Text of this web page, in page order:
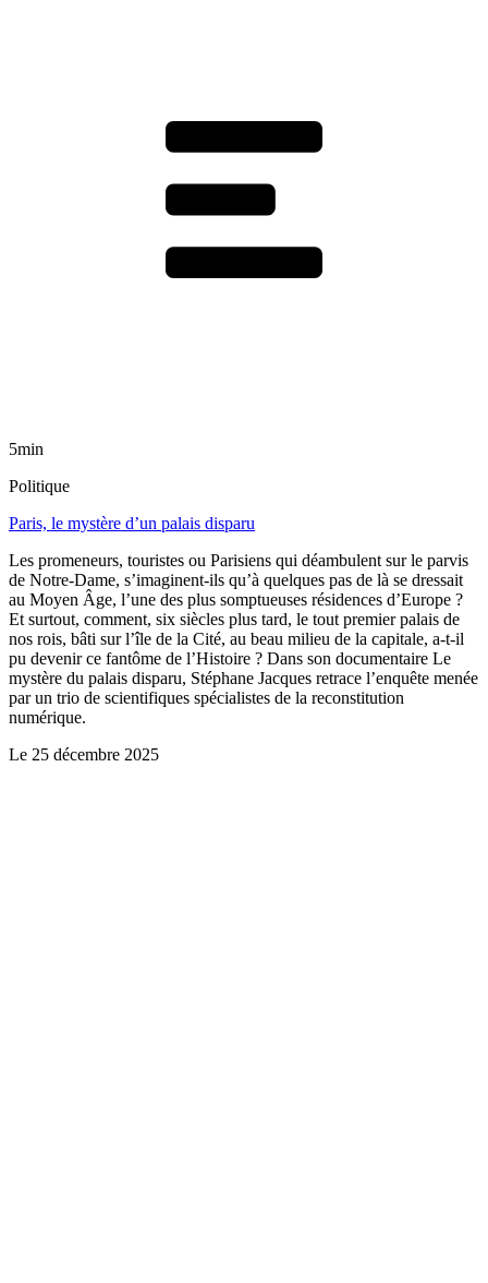
5min
Politique
Paris, le mystère d’un palais disparu
Les promeneurs, touristes ou Parisiens qui déambulent sur le parvis
de Notre-Dame, s’imaginent-ils qu’à quelques pas de là se dressait
au Moyen Âge, l’une des plus somptueuses résidences d’Europe ?
Et surtout, comment, six siècles plus tard, le tout premier palais de
nos rois, bâti sur l’île de la Cité, au beau milieu de la capitale, a-t-il
pu devenir ce fantôme de l’Histoire ? Dans son documentaire Le
mystère du palais disparu, Stéphane Jacques retrace l’enquête menée
par un trio de scientifiques spécialistes de la reconstitution
numérique.
Le 25 décembre 2025